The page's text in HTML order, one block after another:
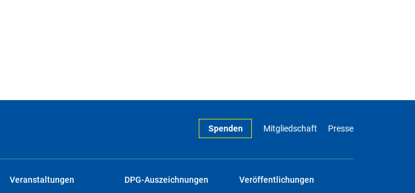
Spenden Mitgliedschaft Presse
Veranstaltungen DPG-Auszeichnungen Veröffentlichungen